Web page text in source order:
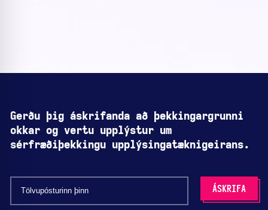
Gerðu þig áskrifanda að þekkingargrunni
okkar og vertu upplýstur um
sérfræðiþekkingu upplýsingatæknigeirans.